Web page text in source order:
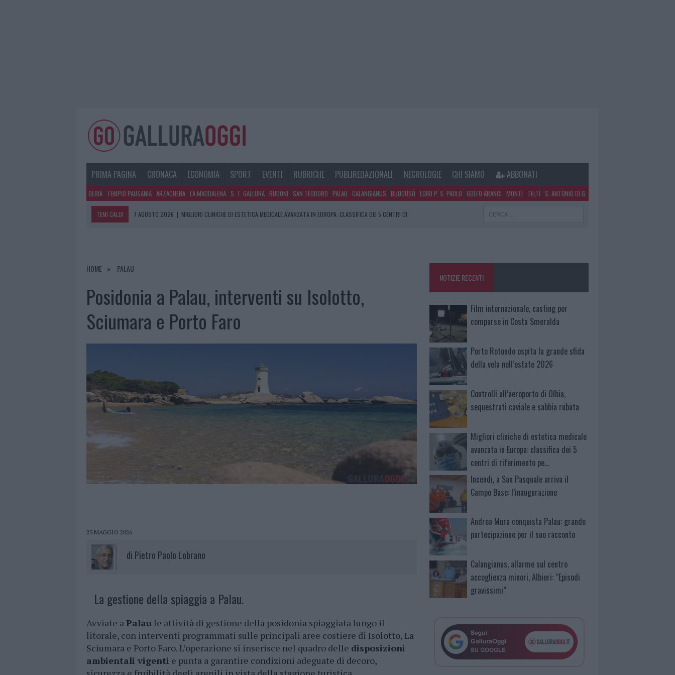
PRIMA PAGINA CRONACA ECONOMIA SPORT EVENTI RUBRICHE PUBLIREDAZIONALI NECROLOGIE CHI SIAMO ABBONATI
OLBIA TEMPIO PAUSANIA ARZACHENA LA MADDALENA S. T. GALLURA BUDONI SAN TEODORO PALAU CALANGIANUS BUDDUSÒ LOIRI P. S. PAOLO GOLFO ARANCI MONTI TELTI S. ANTONIO DI G.
TEMI CALDI 7 AGOSTO 2026 | MIGLIORI CLINICHE DI ESTETICA MEDICALE AVANZATA IN EUROPA: CLASSIFICA DEI 5 CENTRI DI
7 AGOSTO 2026
CONTROLLI ALL’AEROPORTO DI OLBIA, SEQUESTRATI CAVIALE E SABBIA RUBATA
HOME PALAU
Posidonia a Palau, interventi su Isolotto,
Sciumara e Porto Faro
25 MAGGIO 2026
di Pietro Paolo Lobrano
La gestione della spiaggia a Palau.
Avviate aPalau le attività di gestione della posidonia spiaggiata lungo il
litorale, con interventi programmati sulle principali aree costiere di Isolotto, La
Sciumara e Porto Faro. L’operazione si inserisce nel quadro delle disposizioni
ambientali vigenti e punta a garantire condizioni adeguate di decoro,
NOTIZIE RECENTI
Film internazionale, casting per
comparse in Costa Smeralda
Porto Rotondo ospita la grande sfida
della vela nell’estate 2026
Controlli all’aeroporto di Olbia,
sequestrati caviale e sabbia rubata
Migliori cliniche di estetica medicale
avanzata in Europa: classifica dei 5
centri di riferimento pe…
Incendi, a San Pasquale arriva il
Campo Base: l’inaugurazione
Andrea Mura conquista Palau: grande
partecipazione per il suo racconto
Calangianus, allarme sul centro
accoglienza minori, Albieri: “Episodi
gravissimi”